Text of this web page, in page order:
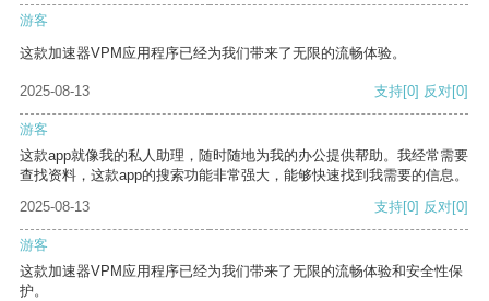
游客
这款加速器VPM应用程序已经为我们带来了无限的流畅体验。
2025-08-13 支持[0] 反对[0]
游客
这款app就像我的私人助理，随时随地为我的办公提供帮助。我经常需要
查找资料，这款app的搜索功能非常强大，能够快速找到我需要的信息。
2025-08-13
支持[0] 反对[0]
游客
这款加速器VPM应用程序已经为我们带来了无限的流畅体验和安全性保
护。